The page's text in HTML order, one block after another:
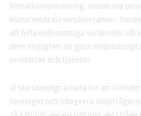
klimatkompensering, medvetna
klimatneutrala varuleveranser,
att lyfta miljömässiga värden för
dem möjlighet att göra miljömässigt
produkter och tjänster.
Vi ska ständigt arbeta för att
företaget och integrera